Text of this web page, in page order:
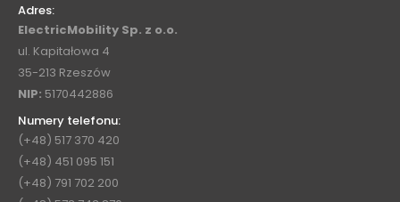
Adres:
ElectricMobility Sp. z o.o.
ul. Kapitałowa 4
35-213 Rzeszów
NIP: 5170442886
Numery telefonu:
(+48) 517 370 420
(+48) 451 095 151
(+48) 791 702 200